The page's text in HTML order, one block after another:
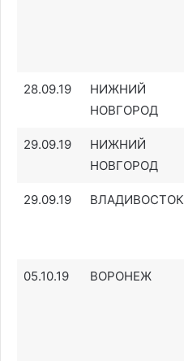
28.09.19
НИЖНИЙ
НОВГОРОД
29.09.19
НИЖНИЙ
НОВГОРОД
29.09.19 ВЛАДИВОСТОК
05.10.19 ВОРОНЕЖ